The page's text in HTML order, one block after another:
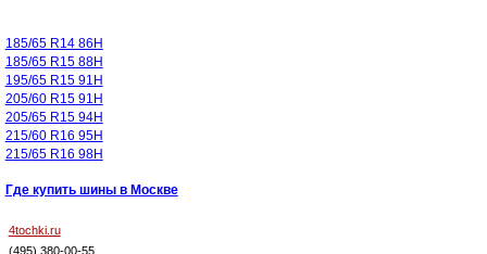
185/65 R14 86H
185/65 R15 88H
195/65 R15 91H
205/60 R15 91H
205/65 R15 94H
215/60 R16 95H
215/65 R16 98H
Где купить шины в Москве
4tochki.ru
(495) 380-00-55